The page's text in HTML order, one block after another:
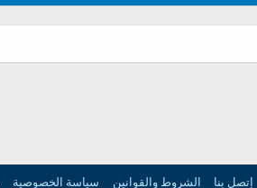
إتصل بنا الشروط والقوانين سياسة الخصوصية